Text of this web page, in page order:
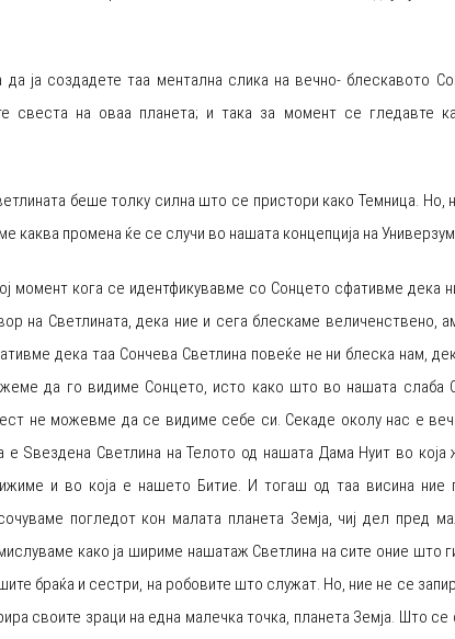
ја создадете таа ментална слика на вечно- блескавото
свеста на оваа планета; и така за момент се гледавте
беше толку силна што се пристори како Темница. Но,
каква промена ќе се случи во нашата концепција на
момент кога се идентфикувавме со Сонцето сфативме дека
на Светлината, дека ние и сега блескаме величенствено,
дека таа Сончева Светлина повеќе не ни блеска нам,
да го видиме Сонцето, исто како што во нашата слаба
не можевме да се видиме себе си. Секаде околу нас е
е Ѕвездена Светлина на Телото од нашата Дама Нуит во
и во која е нашето Битие. И тогаш од таа висина ние
погледот кон малата планета Земја, чиј дел пред
како ја шириме нашатаж Светлина на сите оние што
браќа и сестри, на робовите што служат. Но, ние не се
своите зраци на една малечка точка, планета Земја. Што се